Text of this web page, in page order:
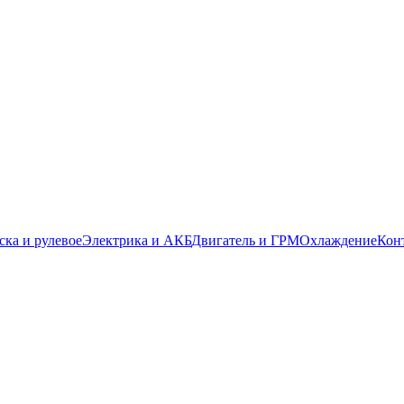
и рулевоеЭлектрика и АКБДвигатель и ГРМОхлаждение